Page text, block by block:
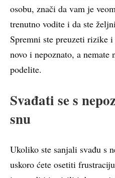
osobu, znači da vam je
trenutno vodite i da ste
Spremni ste preuzeti rizike
novo i nepoznato, a
podelite.
Svađati se s
snu
Ukoliko ste sanjali svađu s
uskoro ćete osetiti